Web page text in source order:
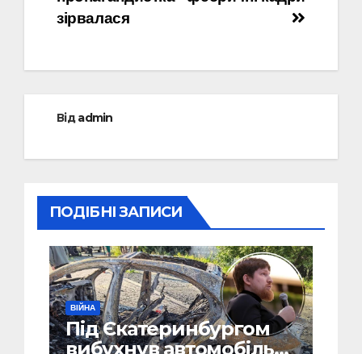
зірвалася
Відadmin
ПОДІБНІ ЗАПИСИ
ВІЙНА
Під Єкатеринбургом
вибухнув автомобіль